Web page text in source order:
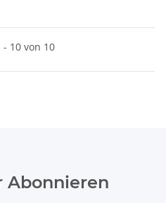
10 von 10
Abonnieren